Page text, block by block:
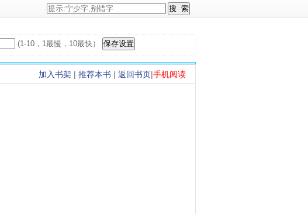
(1-10，1最慢，10最快）
加入书架 | 推荐本书 | 返回书页|手机阅读